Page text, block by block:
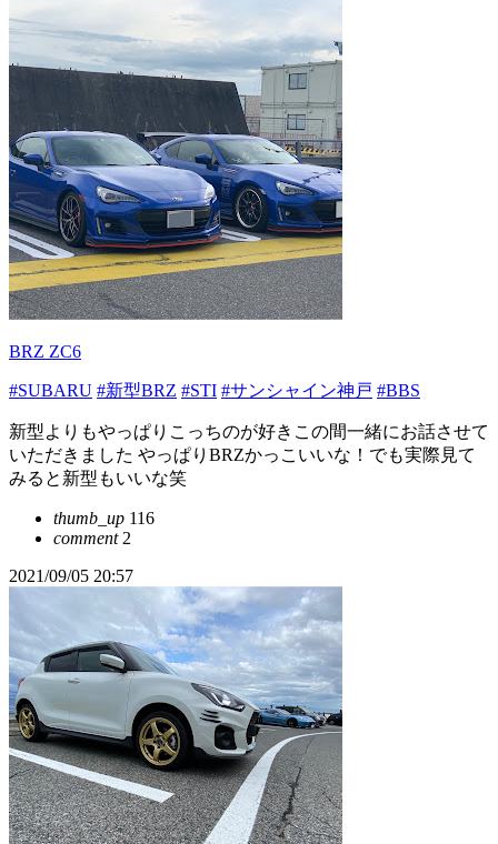
BRZ ZC6
#SUBARU #新型BRZ #STI #サンシャイン神戸 #BBS
新型よりもやっぱりこっちのが好きこの間一緒にお話させて
いただきました やっぱりBRZかっこいいな！でも実際見て
みると新型もいいな笑
thumb_up 116
comment2
2021/09/05 20:57